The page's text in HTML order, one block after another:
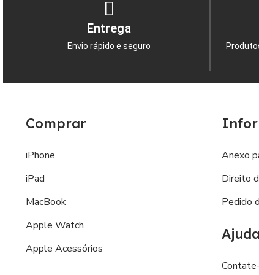
Entrega
Envio rápido e seguro
Comprar
iPhone
iPad
MacBook
Apple Watch
Apple Acessórios
Anexo
Direito
Pedido
Ajuda